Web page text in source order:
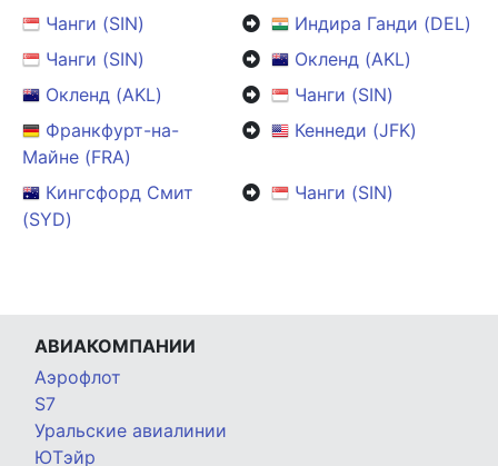
Чанги (SIN)
Индира Ганди (DEL)
Чанги (SIN)
Окленд (AKL)
Окленд (AKL)
Чанги (SIN)
Франкфурт-на-
Майне (FRA)
Кеннеди (JFK)
Кингсфорд Смит
(SYD)
Чанги (SIN)
АВИАКОМПАНИИ
Аэрофлот
S7
Уральские авиалинии
ЮТэйр